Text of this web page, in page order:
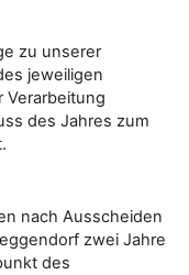
zu unserer
jeweiligen
Verarbeitung
des Jahres zum
nach Ausscheiden
zwei Jahre
des